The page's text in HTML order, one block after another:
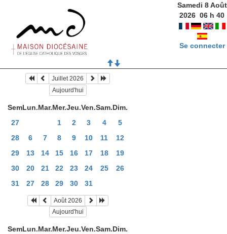
Samedi 8 Août
2026 06 h40
Se connecter
Juillet 2026
Aujourd'hui
SemLun.Mar.Mer.Jeu.Ven.Sam.Dim.
27
1 2 3 4
5
28
6 7 8 9 10 11
12
29
13 14 15 16 17 18
19
30
20 21 22 23 24 25
26
31
27 28 29 30 31
Août 2026
Aujourd'hui
SemLun.Mar.Mer.Jeu.Ven.Sam.Dim.